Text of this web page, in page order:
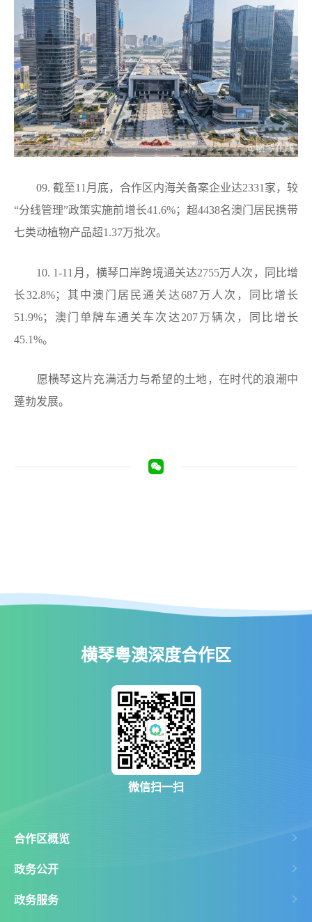
09. 截至11月底，合作区内海关备案企业达2331家，较
“分线管理”政策实施前增长41.6%；超4438名澳门居民携带
七类动植物产品超1.37万批次。
10. 1-11月，横琴口岸跨境通关达2755万人次，同比增
长32.8%；其中澳门居民通关达687万人次，同比增长
51.9%；澳门单牌车通关车次达207万辆次，同比增长
45.1%。
愿横琴这片充满活力与希望的土地，在时代的浪潮中
蓬勃发展。
横琴粤澳深度合作区
微信扫一扫
合作区概览
政务公开
政务服务